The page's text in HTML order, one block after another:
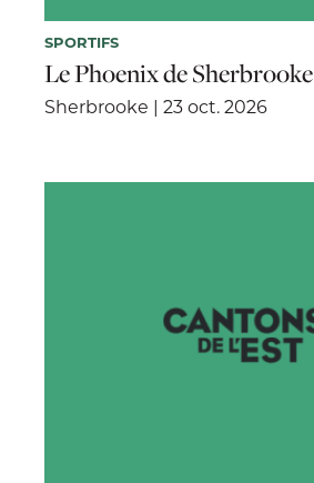
SPORTIFS
Le Phoenix de Sherbrooke
Sherbrooke | 23 oct. 2026